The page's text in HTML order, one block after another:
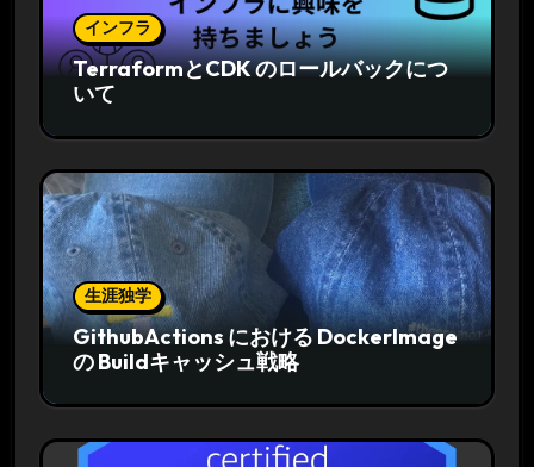
インフラ
TerraformとCDK のロールバックにつ
いて
生涯独学
GithubActions における DockerImage
の Buildキャッシュ戦略